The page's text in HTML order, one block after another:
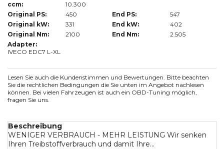
ccm:
10.300
Original PS:
450 End PS:
547
Original kW:
331 End kW:
402
Original Nm:
2100 End Nm:
2.505
Adapter:
IVECO EDC7 L-XL
Lesen Sie auch die Kundenstimmen und Bewertungen. Bitte beachten
Sie die rechtlichen Bedingungen die Sie unten im Angebot nachlesen
können. Bei vielen Fahrzeugen ist auch ein OBD-Tuning möglich,
fragen Sie uns.
Beschreibung
WENIGER VERBRAUCH - MEHR LEISTUNG Wir senken
Ihren Treibstoffverbrauch und damit Ihre...